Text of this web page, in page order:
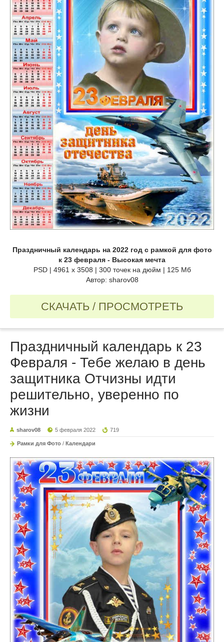
Праздничный календарь на 2022 год с рамкой для фото
к 23 февраля - Высокая мечта
PSD | 4961 х 3508 | 300 точек на дюйм | 125 Мб
Автор: sharov08
СКАЧАТЬ / ПРОСМОТРЕТЬ
Праздничный календарь к 23
Февраля - Тебе желаю в день
защитника Отчизны идти
решительно, уверенно по
жизни
sharov08 5 февраля 2022 719
Рамки для Фото / Календари